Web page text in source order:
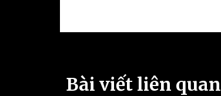
Bài viết liên quan